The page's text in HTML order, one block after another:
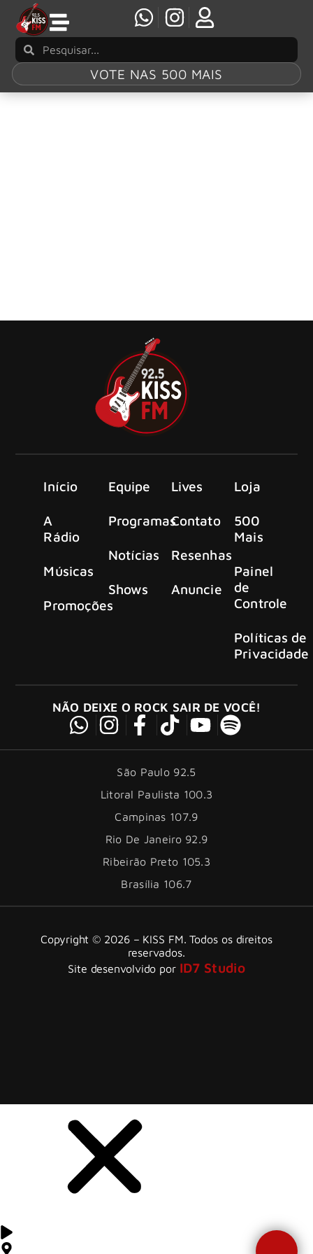
VOTE NAS 500 MAIS
Início
A
Rádio
Músicas
Promoções
Equipe
Programas
Notícias
Shows
Lives
Contato
Resenhas
Anuncie
Loja
500
Mais
Painel
de
Controle
Políticas de
Privacidade
NÃO DEIXE O ROCK SAIR DE VOCÊ!
São Paulo 92.5
Litoral Paulista 100.3
Campinas 107.9
Rio De Janeiro 92.9
Ribeirão Preto 105.3
Brasília 106.7
Copyright © 2026 – KISS FM. Todos os direitos
reservados.
Site desenvolvido por ID7 Studio